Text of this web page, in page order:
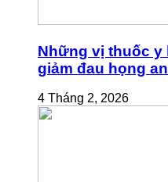
Những vị thuốc y
giảm đau họng
4 Tháng 2, 2026